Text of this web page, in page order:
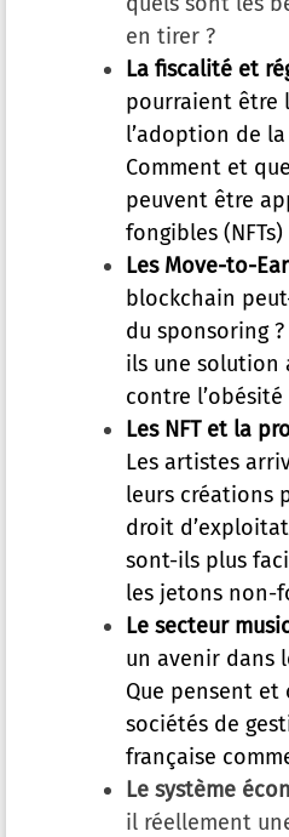
en tirer ?
La fiscalité et
pourraient être
l’adoption de
Comment et
peuvent être
fongibles (NFTs)
Les Move-to-
blockchain
du sponsoring ?
ils une
contre l’obésité
Les NFT et la
Les artistes
leurs créations
droit
sont-ils plus
les jetons non-
Le secteur
un avenir dans
Que pensent et
sociétés de
française
Le système
il réellement